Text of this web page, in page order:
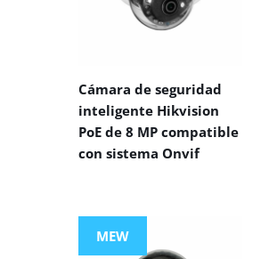
Cámara de seguridad
inteligente Hikvision
PoE de 8 MP compatible
con sistema Onvif
MEW